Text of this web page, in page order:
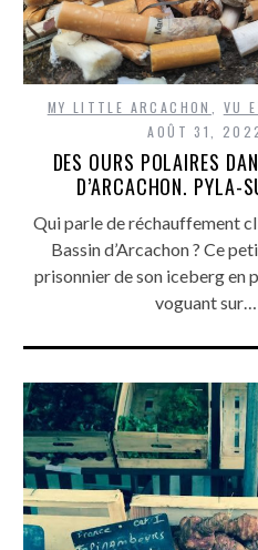
MY LITTLE ARCACHON
VU
AOÛT 31,
DES OURS POLAIRES
D’ARCACHON. PYLA-
Qui parle de réchauffement
Bassin d’Arcachon ? Ce
prisonnier de son iceberg en
voguant sur…